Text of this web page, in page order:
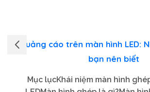
Quảng cáo trên màn hình LED:
bạn nên biết
Mục lụcKhái niệm màn hình